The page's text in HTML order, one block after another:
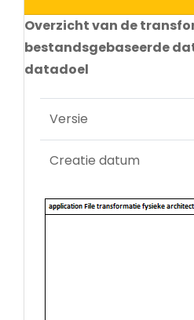
Overzicht van de
bestandsgebaseerde
datadoel
Versie
Creatie datum